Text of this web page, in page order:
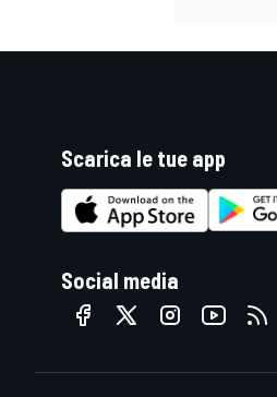
MONOMARCA
Scarica le tue app
Social media